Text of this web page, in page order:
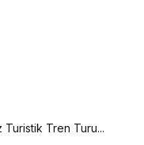
Turistik Tren Turu...